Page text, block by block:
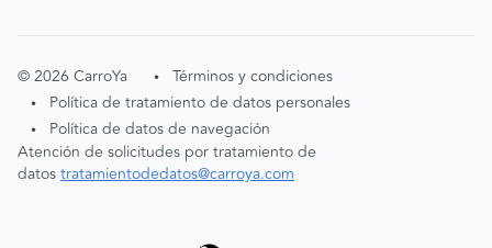
©2026 CarroYa • Términos y condiciones
• Política de tratamiento de datos personales
•
Política de datos de navegación
Atención de solicitudes por tratamiento de
datostratamientodedatos@carroya.com